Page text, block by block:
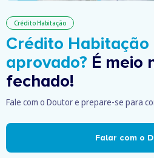
Crédito Habitação
Crédito Habitação
aprovado? É meio
fechado!
Fale com o Doutor e prepare-se para
Falar com o